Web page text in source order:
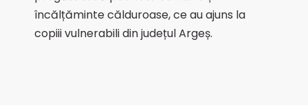
încălțăminte călduroase, ce au ajuns la
copiii vulnerabili din județul Argeș.